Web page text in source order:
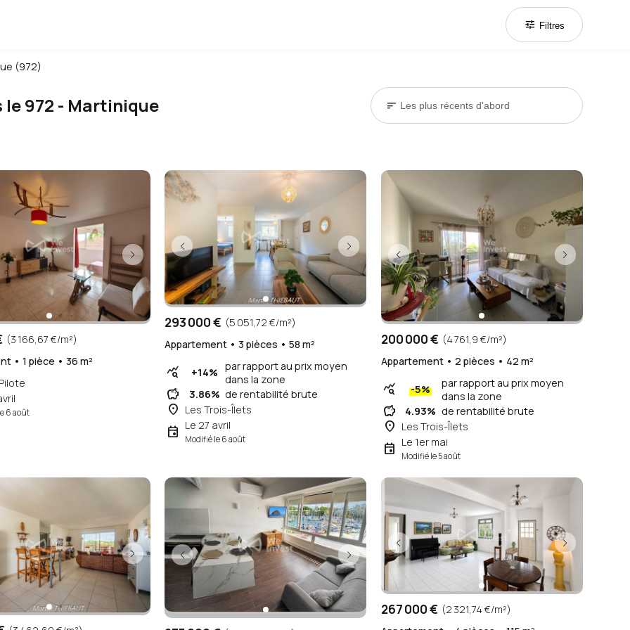
tune Filtres
(972)
972 - Martinique sort
(3 166,67 €/m²)
• 1 pièce • 36 m²
6 août
293 000 € (5 051,72 €/m²)
Appartement • 3 pièces • 58 m²
query_stats +14% par rapport au prix moyen
dans la zone
savings 3.86% de rentabilité brute
place Les Trois-Îlets
event Le 27 avril
Modifié le 6 août
200 000 € (4 761,9 €/m²)
Appartement • 2 pièces • 42 m²
query_stats -5%
par rapport au prix moyen
dans la zone
savings 4.93% de rentabilité brute
place Les Trois-Îlets
event Le 1er mai
Modifié le 5 août
267 000 € (2 321,74 €/m²)